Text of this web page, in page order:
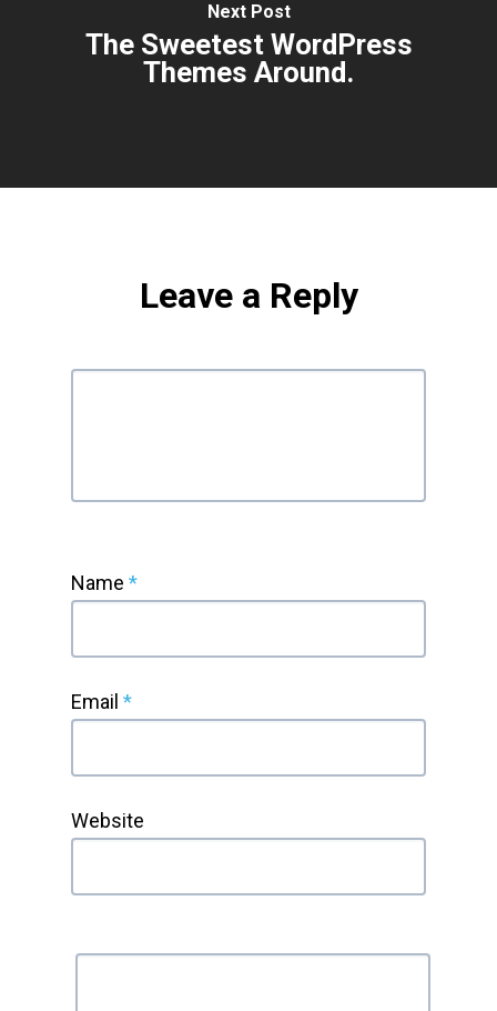
Next Post
The Sweetest WordPress
Themes Around.
Leave a Reply
Name *
Email *
Website